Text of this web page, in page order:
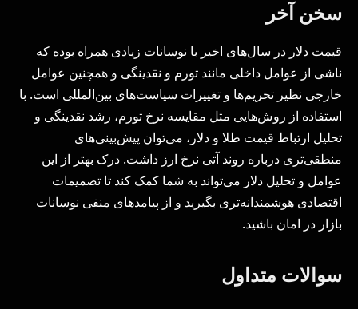
سخن آخر
قیمت دلار در سال‌های اخیر با نوسانات زیادی همراه بوده که
ناشی از عوامل داخلی مانند تورم و نقدینگی و همچنین عوامل
خارجی نظیر تحریم‌ها و تغییرات سیاست‌های بین‌المللی است. با
استفاده از روش‌هایی مثل مقایسه نرخ تورم، رشد نقدینگی و
تحلیل ارتباط قیمت طلا و دلار، می‌توان پیش‌بینی‌های
منطقی‌تری درباره روند آتی نرخ ارز داشت. درک بهتر از این
عوامل و تحلیل دلار می‌تواند به شما کمک کند تا تصمیمات
اقتصادی هوشمندانه‌تری بگیرید و از پیامدهای منفی نوسانات
بازار در امان باشید.
سوالات متداول